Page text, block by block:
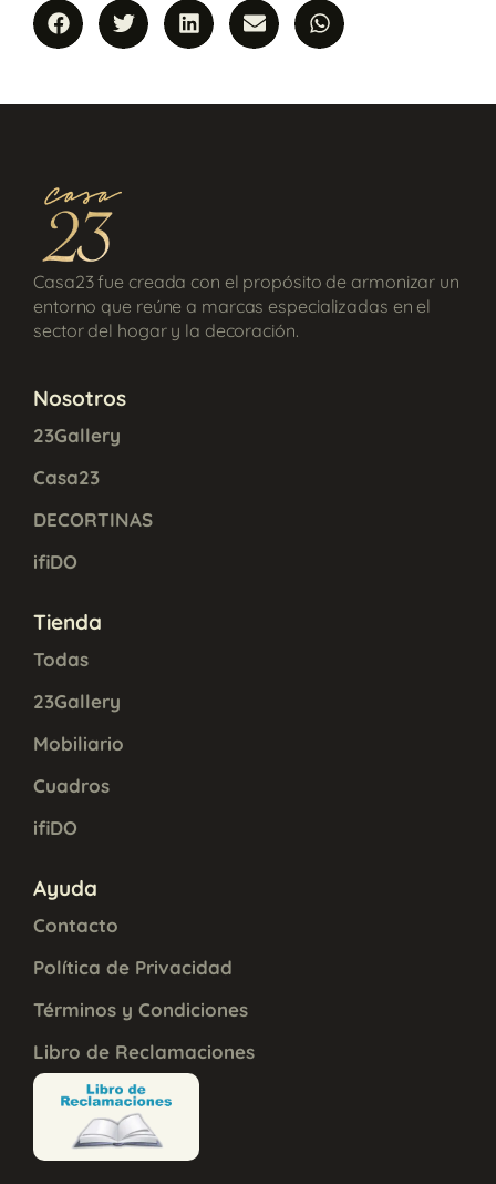
Casa23 fue creada con el propósito de armonizar un
entorno que reúne a marcas especializadas en el
sector del hogar y la decoración.
Nosotros
23Gallery
Casa23
DECORTINAS
ifiDO
Tienda
Todas
23Gallery
Mobiliario
Cuadros
ifiDO
Ayuda
Contacto
Política de Privacidad
Términos y Condiciones
Libro de Reclamaciones